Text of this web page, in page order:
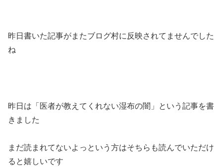
昨日書いた記事がまたブログ村に反映されてませんでした
ね
昨日は「医者が教えてくれない湿布の闇」という記事を書
きました
まだ読まれてないよっという方はそちらも読んでいただけ
ると嬉しいです